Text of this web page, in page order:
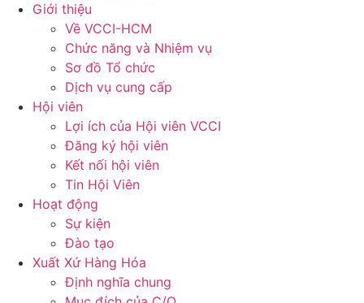
Giới thiệu
Về VCCI-HCM
Chức năng và Nhiệm vụ
Sơ đồ Tổ chức
Dịch vụ cung cấp
Hội viên
Lợi ích của Hội viên VCCI
Đăng ký hội viên
Kết nối hội viên
Tin Hội Viên
Hoạt động
Sự kiện
Đào tạo
Xuất Xứ Hàng Hóa
Định nghĩa chung